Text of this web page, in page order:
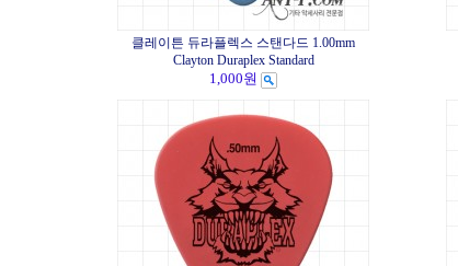
클레이튼 듀라플렉스 스탠다드 1.00mm
Clayton Duraplex Standard
1,000원